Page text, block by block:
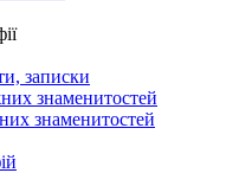
записки
знаменитостей
знаменитостей